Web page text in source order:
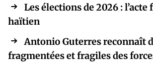
Les élections de 2026 :
haïtien
Antonio Guterres reconnaît
fragmentées et fragiles des